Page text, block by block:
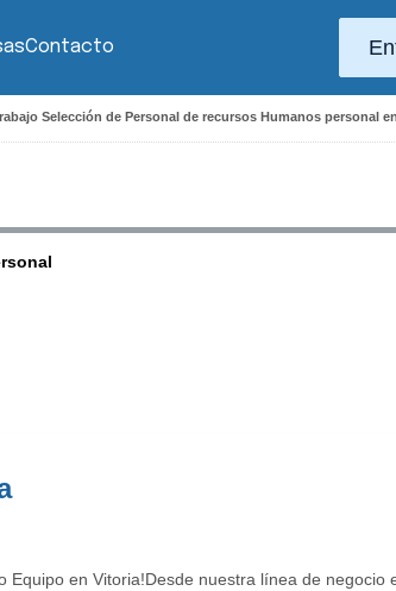
Contacto
Selección de Personal de recursos Humanos personal
Equipo en Vitoria!Desde nuestra línea de negocio